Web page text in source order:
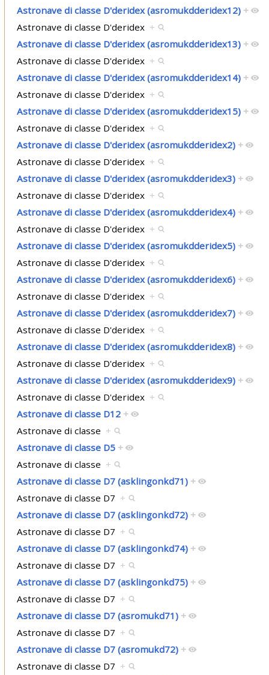
Astronave di classe D'deridex (asromukdderidex12) +
Astronave di classe D'deridex +
Astronave di classe D'deridex (asromukdderidex13) +
Astronave di classe D'deridex +
Astronave di classe D'deridex (asromukdderidex14) +
Astronave di classe D'deridex +
Astronave di classe D'deridex (asromukdderidex15) +
Astronave di classe D'deridex +
Astronave di classe D'deridex (asromukdderidex2) +
Astronave di classe D'deridex +
Astronave di classe D'deridex (asromukdderidex3) +
Astronave di classe D'deridex +
Astronave di classe D'deridex (asromukdderidex4) +
Astronave di classe D'deridex +
Astronave di classe D'deridex (asromukdderidex5) +
Astronave di classe D'deridex +
Astronave di classe D'deridex (asromukdderidex6) +
Astronave di classe D'deridex +
Astronave di classe D'deridex (asromukdderidex7) +
Astronave di classe D'deridex +
Astronave di classe D'deridex (asromukdderidex8) +
Astronave di classe D'deridex +
Astronave di classe D'deridex (asromukdderidex9) +
Astronave di classe D'deridex +
Astronave di classe D12 +
Astronave di classe +
Astronave di classe D5 +
Astronave di classe +
Astronave di classe D7 (asklingonkd71) +
Astronave di classe D7 +
Astronave di classe D7 (asklingonkd72) +
Astronave di classe D7 +
Astronave di classe D7 (asklingonkd74) +
Astronave di classe D7 +
Astronave di classe D7 (asklingonkd75) +
Astronave di classe D7 +
Astronave di classe D7 (asromukd71) +
Astronave di classe D7 +
Astronave di classe D7 (asromukd72) +
Astronave di classe D7 +